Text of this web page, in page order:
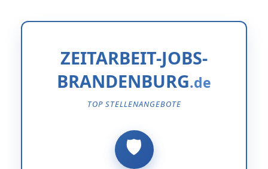
ZEITARBEIT-JOBS-
BRANDENBURG
TOP STELLENANGEBOTE